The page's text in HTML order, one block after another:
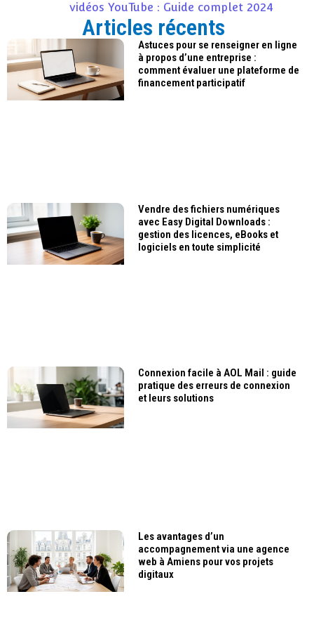
vidéos YouTube : Guide complet 2024
Articles récents
Astuces pour se renseigner en ligne
à propos d’une entreprise :
comment évaluer une plateforme de
financement participatif
Vendre des fichiers numériques
avec Easy Digital Downloads :
gestion des licences, eBooks et
logiciels en toute simplicité
Connexion facile à AOL Mail : guide
pratique des erreurs de connexion
et leurs solutions
Les avantages d’un
accompagnement via une agence
web à Amiens pour vos projets
digitaux